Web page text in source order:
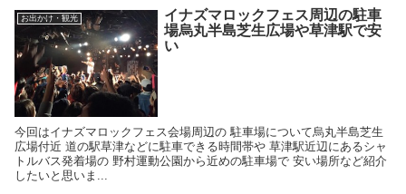
お出かけ・観光
イナズマロックフェス周辺の駐車
場烏丸半島芝生広場や草津駅で安
い
今回はイナズマロックフェス会場周辺の 駐車場について烏丸半島芝生
広場付近 道の駅草津などに駐車できる時間帯や 草津駅近辺にあるシャ
トルバス発着場の 野村運動公園から近めの駐車場で 安い場所など紹介
したいと思いま...